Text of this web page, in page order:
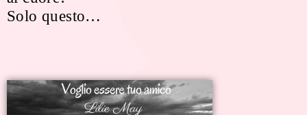
Solo questo…